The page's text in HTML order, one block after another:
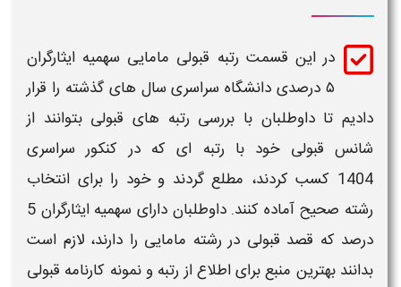
در این قسمترتبه قبولی مامایی سهمیه ایثارگران
سال های گذشته را قرار
تا داوطلبان با بررسیرتبه های قبولی بتوانند از
قبولیخود بارتبه ای که درکنکور سراسری
کسب کردند، مطلع گردند و خود را برای انتخاب
صحیح آماده کنند. داوطلبان دارایسهمیه ایثارگران 5
که قصد قبولی در رشتهماماییرا دارند، لازم است
بهترین منبع برای اطلاع ازرتبه و نمونه کارنامه قبولی